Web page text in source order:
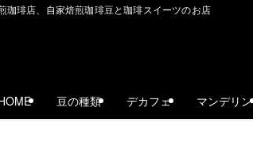
珈琲店、自家焙煎珈琲豆と珈琲スイーツのお店
豆の種類 デカフェ マンデリン